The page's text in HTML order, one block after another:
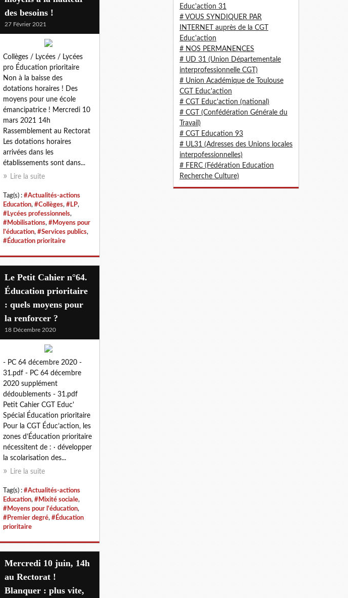
des besoins !
27 Février 2021
Collèges / Lycées / Lycées
pro Éducation prioritaire
Non à la baisse des
dotations horaires ! Des
moyens pour une école
émancipatrice ! Mercredi 10
mars 2021 14h
Rassemblement au Rectorat
Les dotations horaires
arrivées dans les
établissements sont dans...
Lire la suite
Tag(s) : #Actualités-actions
Education, #Collèges, #LP,
#Lycées professionnels,
#Mobilisations, #Moyens pour
l'éducation, #Services publics,
#Éducation prioritaire
Le Petit Cahier n°64.
Éducation prioritaire
: quels moyens pour
la renforcer ?
18 Décembre 2020
- PC 64 décembre 2020 -
31.pdf - PC 64 décembre
2020 supplément
dédoublements - 31.pdf
Petit Cahier CGT Educ'
Spécial Éducation prioritaire
Pour la CGT Éduc’action, les
zones d’Éducation prioritaire
nécessitent de : · développer
la scolarisation des...
Lire la suite
Tag(s) : #Actualités-actions
Education, #Mixité sociale,
#Moyens pour l'éducation,
#Premier degré, #Éducation
prioritaire
Mercredi 10 juin, 14h
au Rectorat !
Blanquer : plus vite,
Educ'action 31
# VOUS SYNDIQUER PAR
INTERNET auprès de la CGT
Educ'action
# NOS PERMANENCES
# UD 31 (Union Départementale
interprofessionnelle CGT)
# Union Académique de Toulouse
CGT Educ'action
# CGT Educ'action (national)
# CGT (Confédération Générale du
Travail)
# CGT Education 93
# UL31 (Adresses des Unions locales
interpofessionnelles)
# FERC (Fédération Education
Recherche Culture)